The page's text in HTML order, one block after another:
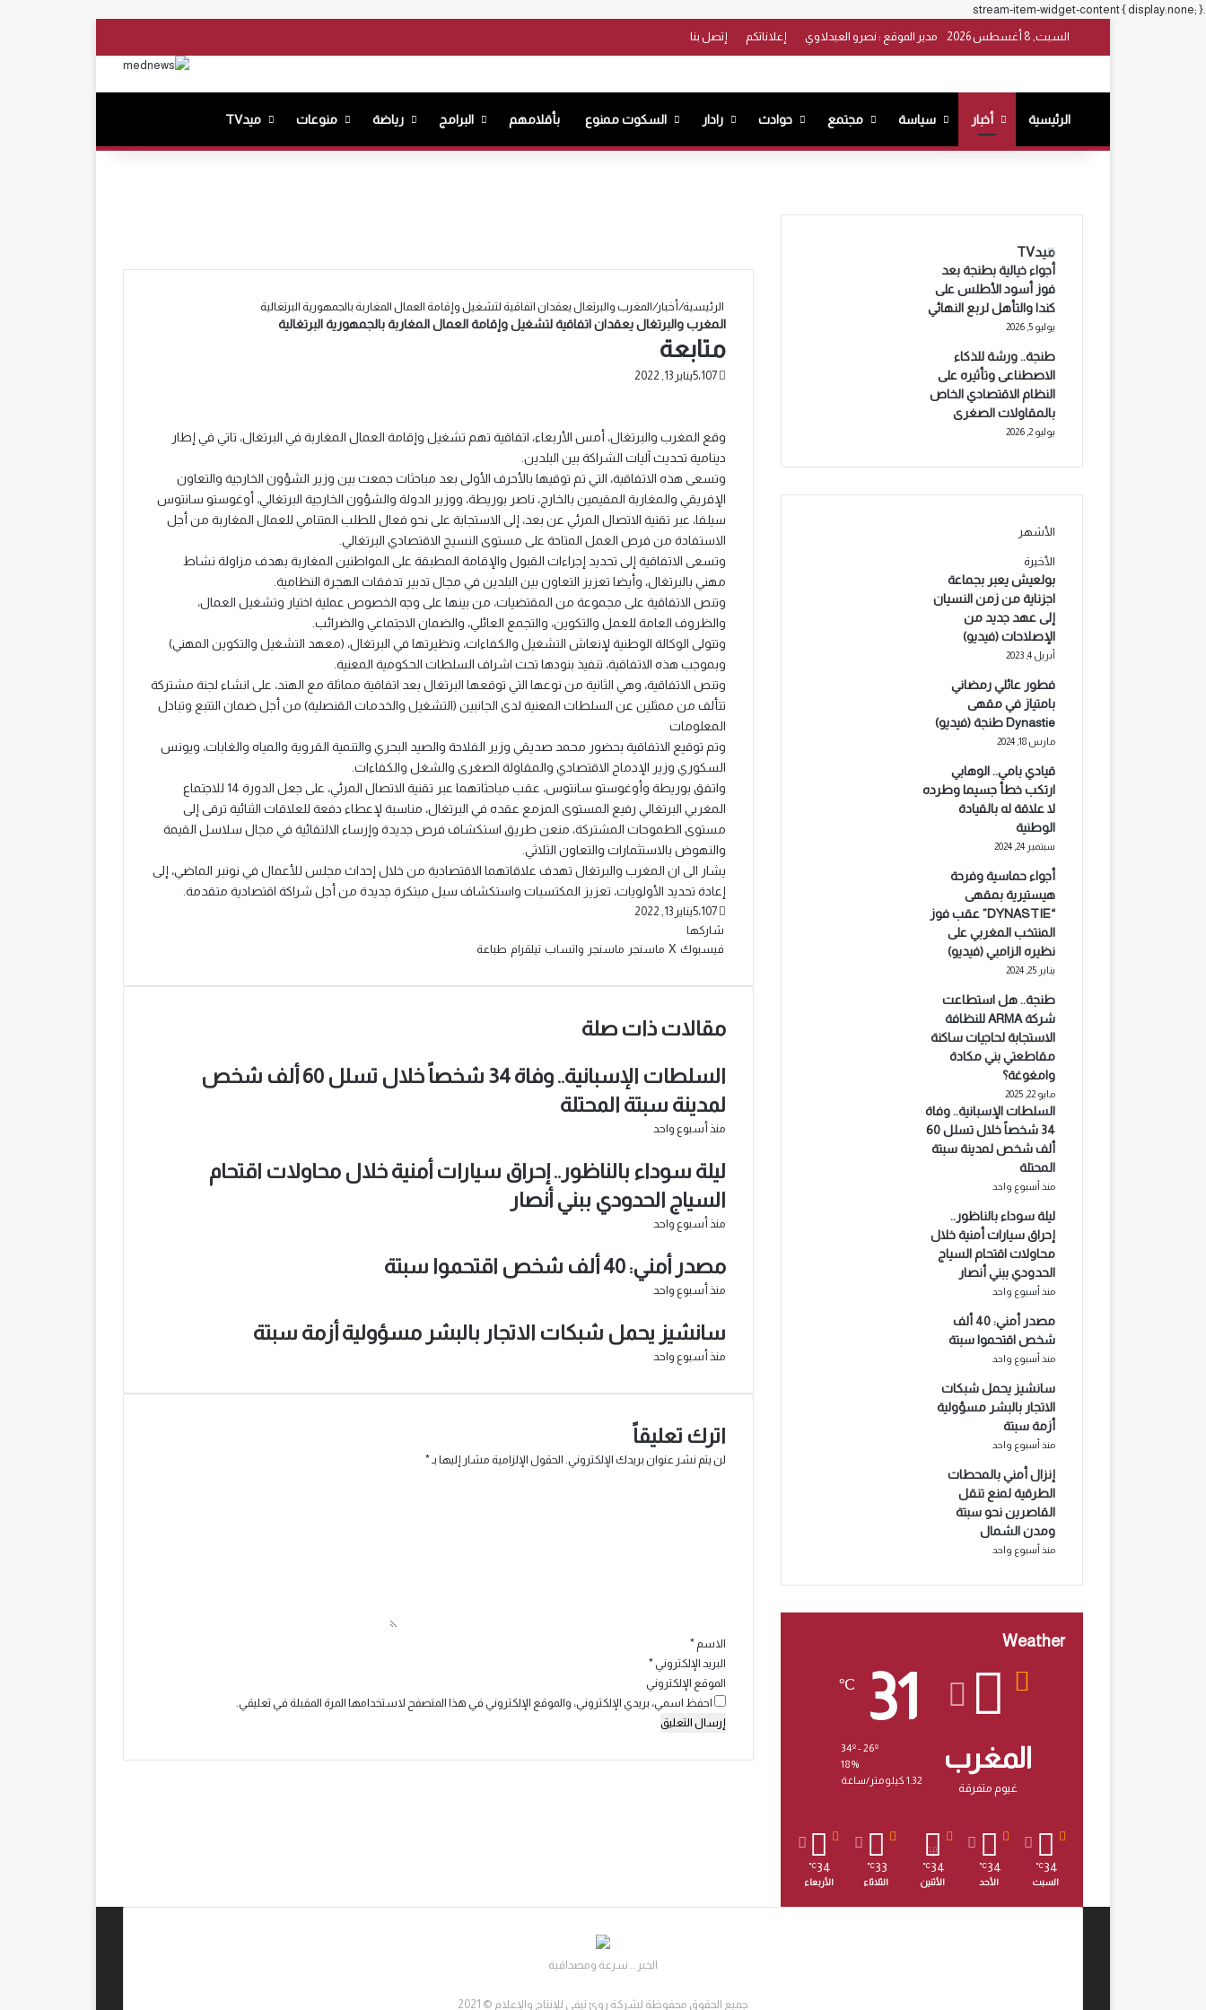
.stream-item-widget-content { display:none; }
السبت, 8 أغسطس 2026
مدير الموقع : نصرو العبدلاوي إعلاناتكم إتصل بنا
الرئيسية أخبار سياسة مجتمع حوادث رادار السكوت ممنوع بأقلامهم البرامج رياضة منوعات ميدTV
الرئيسية/أخبار/المغرب والبرتغال يعقدان اتفاقية لتشغيل وإقامة العمال المغاربة بالجمهورية البرتغالية
المغرب والبرتغال يعقدان اتفاقية لتشغيل وإقامة العمال المغاربة بالجمهورية البرتغالية
متابعة
يناير 13, 2022
وقع المغرب والبرتغال، أمس الأربعاء، اتفاقية تهم تشغيل وإقامة العمال المغاربة في البرتغال، تاتي في إطار
دينامية تحديث آليات الشراكة بين البلدين.
وتسعى هذه الاتفاقية، التي تم توقيها بالأحرف الأولى بعد مباحثات جمعت بين وزير الشؤون الخارجية والتعاون
الإفريقي والمغاربة المقيمين بالخارج، ناصر بوريطة، ووزير الدولة والشؤون الخارجية البرتغالي، أوغوستو سانتوس
سيلفا، عبر تقنية الاتصال المرئي عن بعد، إلى الاستجابة على نحو فعال للطلب المتنامي للعمال المغاربة من أجل
الاستفادة من فرص العمل المتاحة على مستوى النسيج الاقتصادي البرتغالي.
وتسعى الاتفاقية إلى تحديد إجراءات القبول والإقامة المطبقة على المواطنين المغاربة بهدف مزاولة نشاط
مهني بالبرتغال، وأيضا تعزيز التعاون بين البلدين في مجال تدبير تدفقات الهجرة النظامية.
وتنص الاتفاقية على مجموعة من المقتضيات، من بينها على وجه الخصوص عملية اختيار وتشغيل العمال،
والظروف العامة للعمل والتكوين، والتجمع العائلي، والضمان الاجتماعي والضرائب.
وتتولى الوكالة الوطنية لإنعاش التشغيل والكفاءات، ونظيرتها في البرتغال، (معهد التشغيل والتكوين المهني)
وبموجب هذه الاتفاقية، تنفيذ بنودها تحت اشراف السلطات الحكومية المعنية.
وتنص الاتفاقية، وهي الثانية من نوعها التي توقعها البرتغال بعد اتفاقية مماثلة مع الهند، على انشاء لجنة مشتركة
تتألف من ممثلين عن السلطات المعنية لدى الجانبين (التشغيل والخدمات القنصلية) من أجل ضمان التتبع وتبادل
المعلومات
وتم توقيع الاتفاقية بحضور محمد صديقي وزير الفلاحة والصيد البحري والتنمية القروية والمياه والغابات، ويونس
السكوري وزير الإدماج الاقتصادي والمقاولة الصغرى والشغل والكفاءات.
واتفق بوريطة وأوغوستو سانتوس، عقب مباحثاتهما عبر تقنية الاتصال المرئي، على جعل الدورة 14 للاجتماع
المغربي البرتغالي رفيع المستوى المزمع عقده في البرتغال، مناسبة لإعطاء دفعة للعلاقات الثنائية ترقى إلى
مستوى الطموحات المشتركة، منعن طريق استكشاف فرص جديدة وإرساء الالتقائية في مجال سلاسل القيمة
والنهوض بالاستثمارات والتعاون الثلاثي.
يشار الى ان المغرب والبرتغال تهدف علاقاتهما الاقتصادية من خلال إحداث مجلس للأعمال في نونبر الماضي، إلى
إعادة تحديد الأولويات، تعزيز المكتسبات واستكشاف سبل مبتكرة جديدة من أجل شراكة اقتصادية متقدمة.
يناير 13, 2022
شاركها
فيسبوك ‫X ماسنجر ماسنجر واتساب تيلقرام طباعة
مقالات ذات صلة
السلطات الإسبانية.. وفاة 34 شخصاً خلال تسلل 60 ألف شخص
لمدينة سبتة المحتلة
منذ أسبوع واحد
ليلة سوداء بالناظور.. إحراق سيارات أمنية خلال محاولات اقتحام
السياج الحدودي ببني أنصار
منذ أسبوع واحد
مصدر أمني: 40 ألف شخص اقتحموا سبتة
منذ أسبوع واحد
سانشيز يحمل شبكات الاتجار بالبشر مسؤولية أزمة سبتة
منذ أسبوع واحد
اترك تعليقاً
لن يتم نشر عنوان بريدك الإلكتروني. الحقول الإلزامية مشار إليها بـ*
الاسم *
البريد الإلكتروني*
الموقع الإلكتروني
احفظ اسمي، بريدي الإلكتروني، والموقع الإلكتروني في هذا المتصفح لاستخدامها المرة المقبلة في تعليقي.
ميدTV
أجواء خيالية بطنجة بعد
فوز أسود الأطلس على
كندا والتأهل لربع النهائي
يوليو 5, 2026
طنجة.. ورشة للذكاء
الاصطناعى وتأثيره على
النظام الاقتصادي الخاص
بالمقاولات الصغرى
يوليو 2, 2026
الأشهر
الأخيرة
بولعيش يعبر بجماعة
اجزناية من زمن النسيان
إلى عهد جديد من
الإصلاحات (فيديو)
أبريل 4, 2023
فطور عائلي رمضاني
بامتياز في مقهى
Dynastie طنجة (فيديو)
مارس 18, 2024
قيادي بامي.. الوهابي
ارتكب خطأ جسيما وطرده
لا علاقة له بالقيادة
الوطنية
سبتمبر 24, 2024
أجواء حماسية وفرحة
هيستيرية بمقهى
“DYNASTIE” عقب فوز
المنتخب المغربي على
نظيره الزامبي (فيديو)
يناير 25, 2024
طنجة.. هل استطاعت
شركة ARMA للنظافة
الاستجابة لحاجيات ساكنة
مقاطعتي بني مكادة
وامغوغة؟
مايو 22, 2025
السلطات الإسبانية.. وفاة
34 شخصاً خلال تسلل 60
ألف شخص لمدينة سبتة
المحتلة
منذ أسبوع واحد
ليلة سوداء بالناظور..
إحراق سيارات أمنية خلال
محاولات اقتحام السياج
الحدودي ببني أنصار
منذ أسبوع واحد
مصدر أمني: 40 ألف
شخص اقتحموا سبتة
منذ أسبوع واحد
سانشيز يحمل شبكات
الاتجار بالبشر مسؤولية
أزمة سبتة
منذ أسبوع واحد
إنزال أمني بالمحطات
الطرقية لمنع تنقل
القاصرين نحو سبتة
ومدن الشمال
منذ أسبوع واحد
Weather
المغرب
غيوم متفرقة
31
℃
18%
1.32 كيلومتر/ساعة
34
℃
السبت
34
℃
الأحد
34
℃
الأثنين
33
℃
الثلاثاء
34
℃
الأربعاء
الخبر .. سرعة ومصداقية
جميع الحقوق محفوظة لشركة روئ تيفي للإنتاج والإعلام © 2021